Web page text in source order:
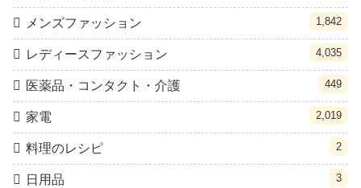
メンズファッション 1,842
レディースファッション 4,035
医薬品・コンタクト・介護 449
家電 2,019
料理のレシピ 2
日用品 3